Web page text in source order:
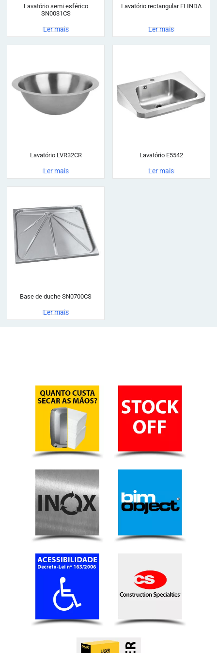
Lavatório semi esférico
SN0031CS
Ler mais
Lavatório rectangular ELINDA
Ler mais
Lavatório LVR32CR
Ler mais
Lavatório E5542
Ler mais
Base de duche SN0700CS
Ler mais